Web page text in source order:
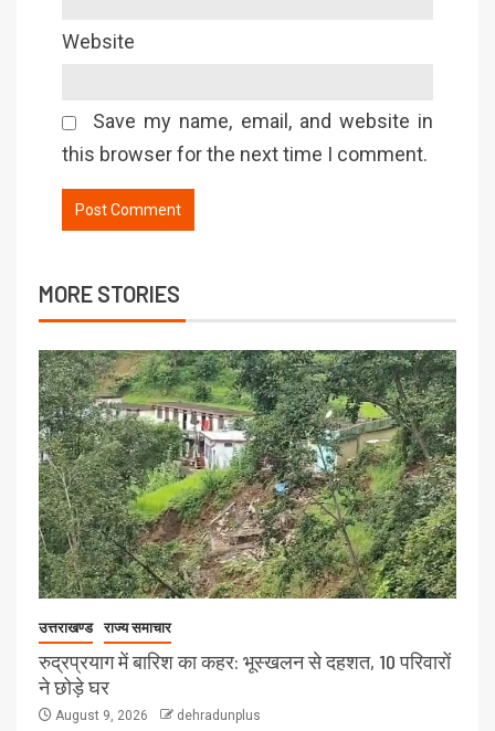
Website
Save my name, email, and website in
this browser for the next time I comment.
MORE STORIES
उत्तराखण्ड राज्य समाचार
रुद्रप्रयाग में बारिश का कहर: भूस्खलन से दहशत, 10 परिवारों
ने छोड़े घर
August 9, 2026 dehradunplus